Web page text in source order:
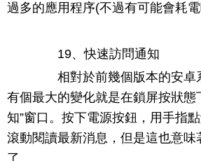
過多的應用程序(不過有可能會耗電
19、快速訪問通知
相對於前幾個版本的安卓
有個最大的變化就是在鎖屏按狀態
知”窗口。按下電源按鈕，用手指
滾動閱讀最新消息，但是這也意味
了。